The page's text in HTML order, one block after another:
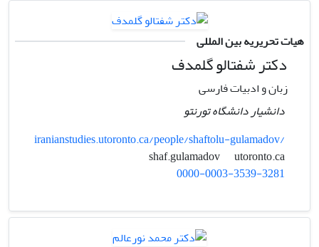
هیات تحریریه بین المللی
دکتر شفتالو گلمدف
زبان و ادبیات فارسی
دانشیار دانشگاه تورنتو
iranianstudies.utoronto.ca/people/shaftolu-gulamadov/
utoronto.ca
0000-0003-3539-3281